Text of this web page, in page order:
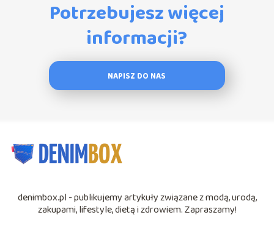
Potrzebujesz więcej
informacji?
NAPISZ DO NAS
denimbox.pl - publikujemy artykuły związane z modą, urodą,
zakupami, lifestyle, dietą i zdrowiem. Zapraszamy!